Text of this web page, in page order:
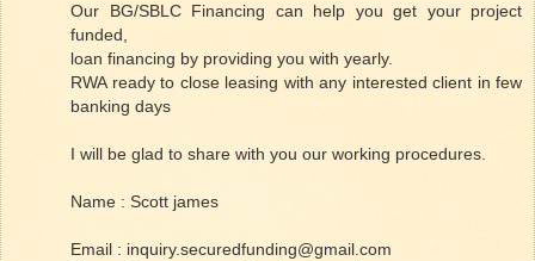
Our BG/SBLC Financing can help you get your project
funded,
loan financing by providing you with yearly.
RWA ready to close leasing with any interested client in few
banking days
I will be glad to share with you our working procedures.
Name : Scott james
Email : inquiry.securedfunding@gmail.com